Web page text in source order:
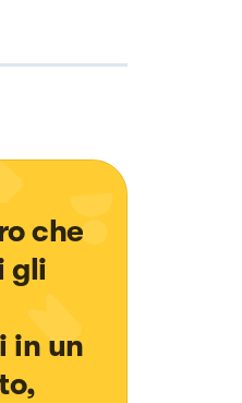
che
gli
in un